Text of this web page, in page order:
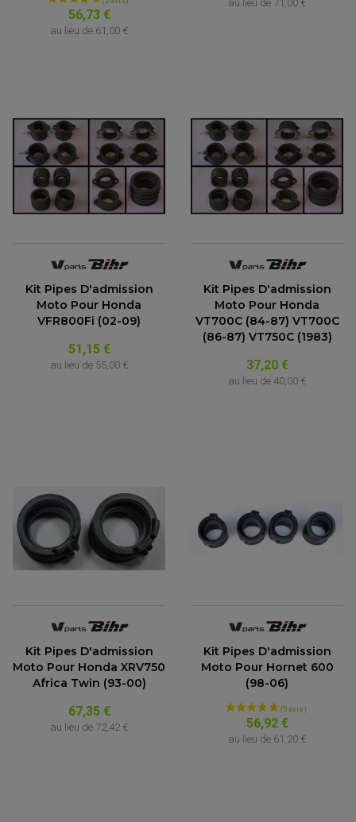
56,73 €
au lieu de 61,00 €
au lieu de 71,00 €
Kit Pipes D'admission
Moto Pour Honda
VFR800Fi (02-09)
51,15 €
au lieu de 55,00 €
Kit Pipes D'admission
Moto Pour Honda
VT700C (84-87) VT700C
(86-87) VT750C (1983)
37,20 €
au lieu de 40,00 €
Kit Pipes D'admission
Moto Pour Honda XRV750
Africa Twin (93-00)
67,35 €
au lieu de 72,42 €
Kit Pipes D'admission
Moto Pour Hornet 600
(98-06)
56,92 €
au lieu de 61,20 €